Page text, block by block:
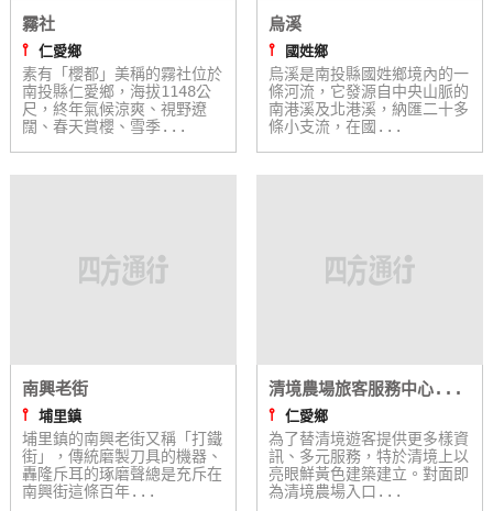
Line
線
上
客
服
訂
房
Q&A
國
霧社
⫯ 仁愛鄉
素有「櫻都」美稱的霧社位於
南投縣仁愛鄉，海拔1148公
尺，終年氣候涼爽、視野遼
闊、春天賞櫻、雪季...
烏溪
⫯
國姓鄉
烏溪是南投縣國姓鄉境內的一
條河流，它發源自中央山脈的
南港溪及北港溪，納匯二十多
條小支流，在國...
南興老街
⫯ 埔里鎮
埔里鎮的南興老街又稱「打鐵
街」，傳統磨製刀具的機器、
轟隆斥耳的琢磨聲總是充斥在
南興街這條百年...
清境農場旅客服務中心...
⫯ 仁愛鄉
為了替清境遊客提供更多樣資
訊、多元服務，特於清境上以
亮眼鮮黃色建築建立。對面即
為清境農場入口...